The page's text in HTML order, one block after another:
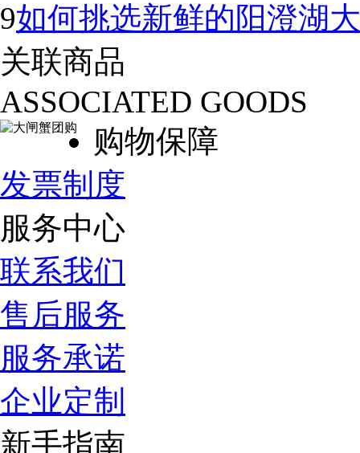
9如何挑选新鲜的阳澄湖
关联商品
ASSOCIATED GOODS
购物保障
发票制度
服务中心
联系我们
售后服务
服务承诺
企业定制
新手指南